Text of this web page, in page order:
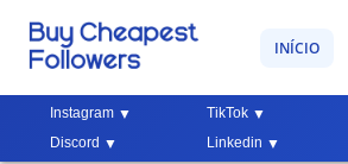
INÍCIO
Instagram TikTok
Discord
Linkedin